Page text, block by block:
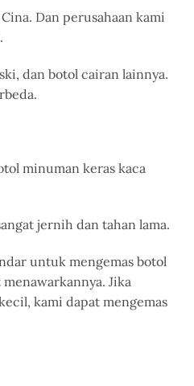
Dan perusahaan kami
dan botol cairan lainnya.
minuman keras kaca
jernih dan tahan lama.
untuk mengemas botol
Jika
kami dapat mengemas